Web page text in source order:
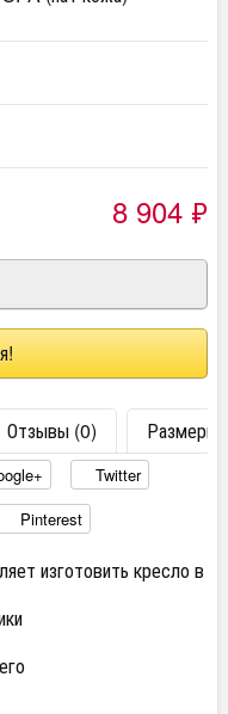
8 904 ₽
Отзывы (0) Размеры
Twitter
Pinterest
изготовить кресло в